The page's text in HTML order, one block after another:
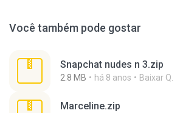
Você também pode gostar
Snapchat nudes n 3.zip
2.8 MB há 8 anos Baixar Q.
Marceline.zip